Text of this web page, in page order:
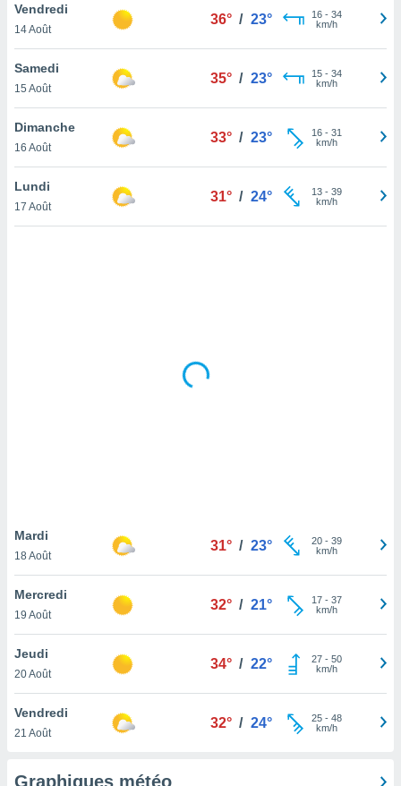
votre
à
en
le
notre
que
et que
Vendredi
14 Août
36° / 23° 16- 34
km/h
Samedi
15 Août
35° / 23° 15- 34
km/h
Dimanche
16 Août
33° / 23° 16- 31
km/h
Lundi
17 Août
31° / 24° 13- 39
km/h
Mardi
18 Août
31° / 23° 20- 39
km/h
Mercredi
19 Août
32° / 21° 17- 37
km/h
Jeudi
20 Août
34° / 22° 27- 50
km/h
Vendredi
21 Août
32° / 24° 25- 48
km/h
Graphiques météo